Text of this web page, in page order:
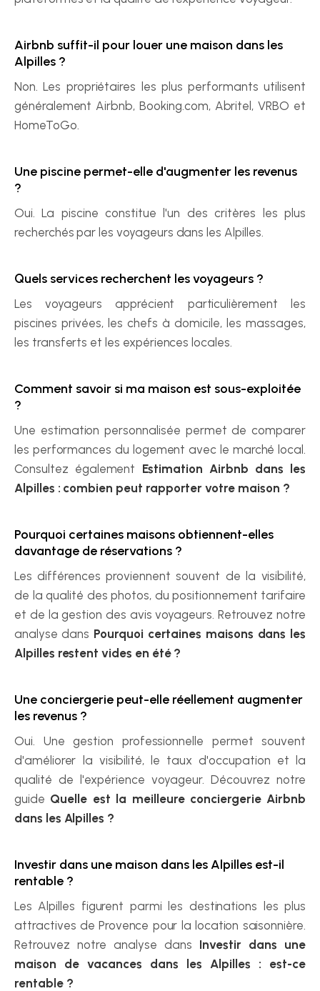
Airbnb suffit-il pour louer une maison dans les
Alpilles ?
Non. Les propriétaires les plus performants utilisent
généralement Airbnb, Booking.com, Abritel, VRBO et
HomeToGo.
Une piscine permet-elle d'augmenter les revenus
?
Oui. La piscine constitue l'un des critères les plus
recherchés par les voyageurs dans les Alpilles.
Quels services recherchent les voyageurs ?
Les voyageurs apprécient particulièrement les
piscines privées, les chefs à domicile, les massages,
les transferts et les expériences locales.
Comment savoir si ma maison est sous-exploitée
?
Une estimation personnalisée permet de comparer
les performances du logement avec le marché local.
Consultez également Estimation Airbnb dans les
Alpilles : combien peut rapporter votre maison ?
Pourquoi certaines maisons obtiennent-elles
davantage de réservations ?
Les différences proviennent souvent de la visibilité,
de la qualité des photos, du positionnement tarifaire
et de la gestion des avis voyageurs. Retrouvez notre
analyse dans Pourquoi certaines maisons dans les
Alpilles restent vides en été ?
Une conciergerie peut-elle réellement augmenter
les revenus ?
Oui. Une gestion professionnelle permet souvent
d'améliorer la visibilité, le taux d'occupation et la
qualité de l'expérience voyageur. Découvrez notre
guide Quelle est la meilleure conciergerie Airbnb
dans les Alpilles ?
Investir dans une maison dans les Alpilles est-il
rentable ?
Les Alpilles figurent parmi les destinations les plus
attractives de Provence pour la location saisonnière.
Retrouvez notre analyse dans Investir dans une
maison de vacances dans les Alpilles : est-ce
rentable ?